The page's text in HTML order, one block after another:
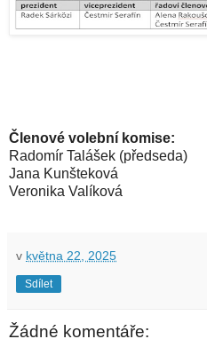
Členové volební komise:
Radomír Talášek (předseda)
Jana Kunšteková
Veronika Valíková
v května 22, 2025
Sdílet
Žádné komentáře: